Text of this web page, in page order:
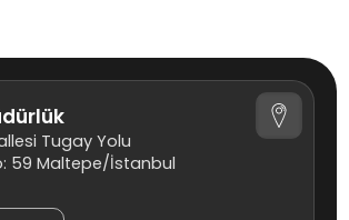
Tugay Yolu
59 Maltepe/İstanbul